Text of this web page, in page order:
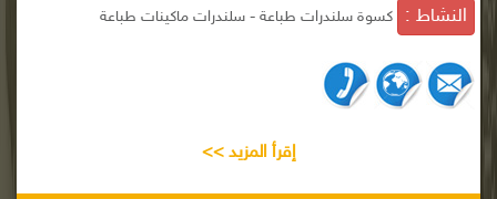
النشاط : كسوة سلندرات طباعة - سلندرات ماكينات طباعة
إقرأ المزيد >>